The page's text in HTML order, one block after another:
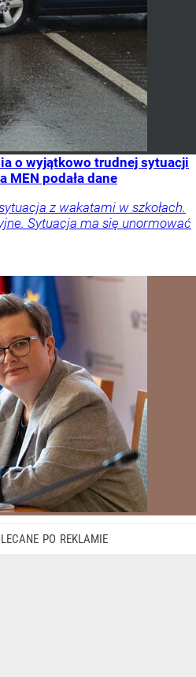
o wyjątkowo trudnej sytuacji
MEN podała dane
z wakatami w szkołach.
Sytuacja ma się unormować